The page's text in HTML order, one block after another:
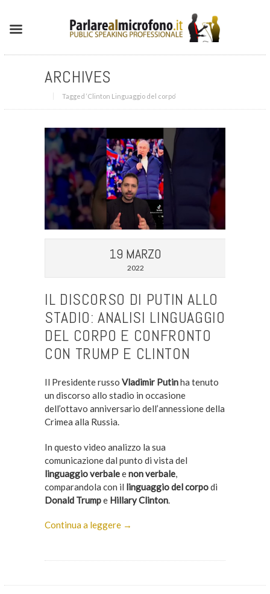
ARCHIVES
Tagged ‘Clinton Linguaggio del corpo‘
19 MARZO
2022
IL DISCORSO DI PUTIN ALLO
STADIO: ANALISI LINGUAGGIO
DEL CORPO E CONFRONTO
CON TRUMP E CLINTON
Il Presidente russo Vladimir Putinha tenuto
un discorso allo stadio in occasione
dell’ottavo anniversario dell’annessione della
Crimea alla Russia.
In questo video analizzo la sua
comunicazione dal punto di vista del
linguaggio verbaleenon verbale,
comparandola con il linguaggio del corpodi
Donald Trumpe Hillary Clinton.
Continua a leggere →